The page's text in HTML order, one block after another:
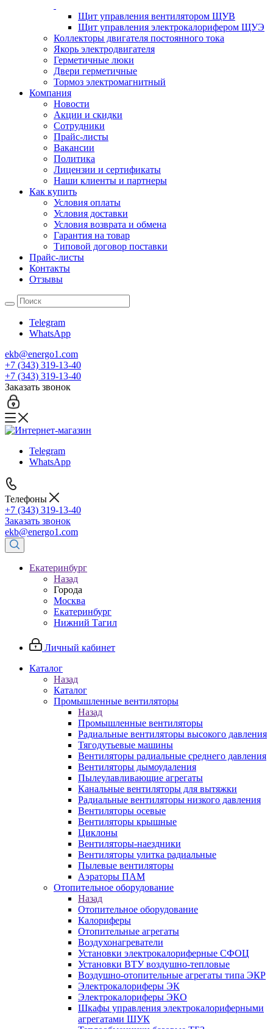
Щит управления вентилятором ЩУВ
Щит управления электрокалорифером ЩУЭ
Коллекторы двигателя постоянного тока
Якорь электродвигателя
Герметичные люки
Двери герметичные
Тормоз электромагнитный
Компания
Новости
Акции и скидки
Сотрудники
Прайс-листы
Вакансии
Политика
Лицензии и сертификаты
Наши клиенты и партнеры
Как купить
Условия оплаты
Условия доставки
Условия возврата и обмена
Гарантия на товар
Типовой договор поставки
Прайс-листы
Контакты
Отзывы
Telegram
WhatsApp
ekb@energo1.com
+7 (343) 319-13-40
+7 (343) 319-13-40
Заказать звонок
Telegram
WhatsApp
Телефоны
+7 (343) 319-13-40
Заказать звонок
ekb@energo1.com
Екатеринбург
Назад
Города
Москва
Екатеринбург
Нижний Тагил
Личный кабинет
Каталог
Назад
Каталог
Промышленные вентиляторы
Назад
Промышленные вентиляторы
Радиальные вентиляторы высокого давления
Тягодутьевые машины
Вентиляторы радиальные среднего давления
Вентиляторы дымоудаления
Пылеулавливающие агрегаты
Канальные вентиляторы для вытяжки
Радиальные вентиляторы низкого давления
Вентиляторы осевые
Вентиляторы крышные
Циклоны
Вентиляторы-наездники
Вентиляторы улитка радиальные
Пылевые вентиляторы
Аэраторы ПАМ
Отопительное оборудование
Назад
Отопительное оборудование
Калориферы
Отопительные агрегаты
Воздухонагреватели
Установки электрокалориферные СФОЦ
Установки ВТУ воздушно-тепловые
Воздушно-отопительные агрегаты типа ЭКР
Электрокалориферы ЭК
Электрокалориферы ЭКО
Шкафы управления электрокалориферными
агрегатами ШУК